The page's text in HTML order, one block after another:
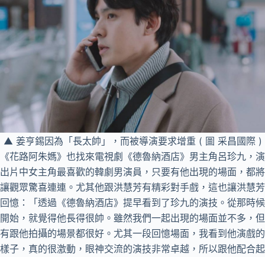
▲ 姜亨錫因為「長太帥」，而被導演要求增重 ( 圖 采昌國際 )
《花路阿朱媽》也找來電視劇《德魯納酒店》男主角呂珍九，演
出片中女主角最喜歡的韓劇男演員，只要有他出現的場面，都將
讓觀眾驚喜連連。尤其他跟洪慧芳有精彩對手戲，這也讓洪慧芳
回憶：「透過《德魯納酒店》提早看到了珍九的演技。從那時候
開始，就覺得他長得很帥。雖然我們一起出現的場面並不多，但
有跟他拍攝的場景都很好。尤其一段回憶場面，我看到他演戲的
樣子，真的很激動，眼神交流的演技非常卓越，所以跟他配合起